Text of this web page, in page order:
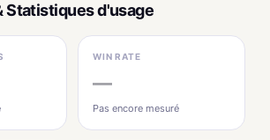
Statistiques d'usage
WIN RATE
—
Pas encore mesuré